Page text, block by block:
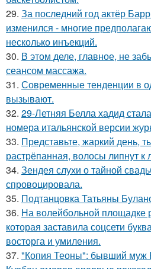
29. За последний год актёр
изменился - многие
несколько инъекций.
30. В этом деле, главное, не
сеансом массажа.
31. Современные тенденции в
вызывают.
32. 29-Летняя Белла хадид
номера итальянской версии
33. Представьте, жаркий день,
растрёпанная, волосы липнут к
34. Зендея слухи о тайной
спровоцировала.
35. Подтанцовка Татьяны
36. На волейбольной площадке
которая заставила соцсети
восторга и умиления.
37. "Копия Теоны": бывший муж